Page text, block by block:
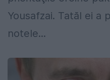
Yousafzai. Tatăl ei a
notele...